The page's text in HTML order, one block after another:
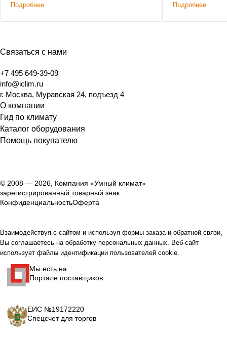
Подробнее Подробнее
Связаться с нами
+7 495 649-39-09
info@iclim.ru
г. Москва, Муравская 24, подъезд 4
О компании
Гид по климату
Каталог оборудования
Помощь покупателю
© 2008 — 2026, Компания «Умный климат»
зарегистрированный товарный знак
КонфиденциальностьОферта
Взаимодействуя с сайтом и используя формы заказа и обратной связи,
Вы соглашаетесь на обработку персональных данных. Веб-сайт
использует файлы идентификации пользователей cookie.
Мы есть на
Портале поставщиков
ЕИС №19172220
Спецсчет для торгов